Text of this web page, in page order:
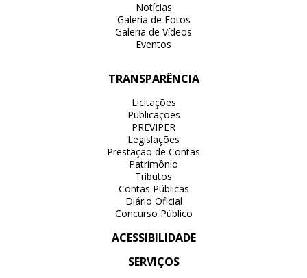
Notícias
Galeria de Fotos
Galeria de Vídeos
Eventos
TRANSPARÊNCIA
Licitações
Publicações
PREVIPER
Legislações
Prestação de Contas
Patrimônio
Tributos
Contas Públicas
Diário Oficial
Concurso Público
ACESSIBILIDADE
SERVIÇOS